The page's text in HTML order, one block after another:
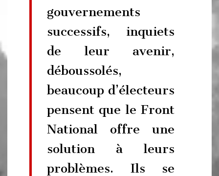
gouvernements
successifs, inquiets
de leur avenir,
déboussolés,
beaucoup d’électeurs
pensent que le Front
National offre une
solution à leurs
problèmes. Ils se